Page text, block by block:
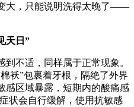
大，只能说明洗得太晚了——
天日”
不适，同样属于正常现象。
袄”包裹着牙根，隔绝了外界
感区域暴露，短期内的酸痛感
状会自行缓解，使用抗敏感